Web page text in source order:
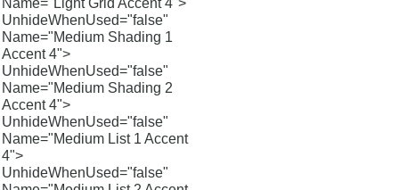
UnhideWhenUsed="false"
Name="Medium Shading 1
Accent 4">
UnhideWhenUsed="false"
Name="Medium Shading 2
Accent 4">
UnhideWhenUsed="false"
Name="Medium List 1 Accent
4">
UnhideWhenUsed="false"